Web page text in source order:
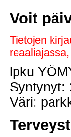
Voit
Tietojen
lpku
Väri: